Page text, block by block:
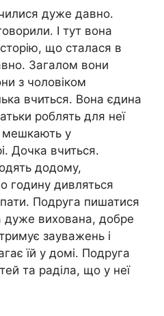
дуже давно.
І тут вона
що сталася в
Загалом вони
з чоловіком
вчиться. Вона єдина
роблять для неї
мешкають у
Дочка вчиться.
додому,
годину дивляться
Подруга пишатися
вихована, добре
зауважень і
їй у домі. Подруга
та раділа, що у неї